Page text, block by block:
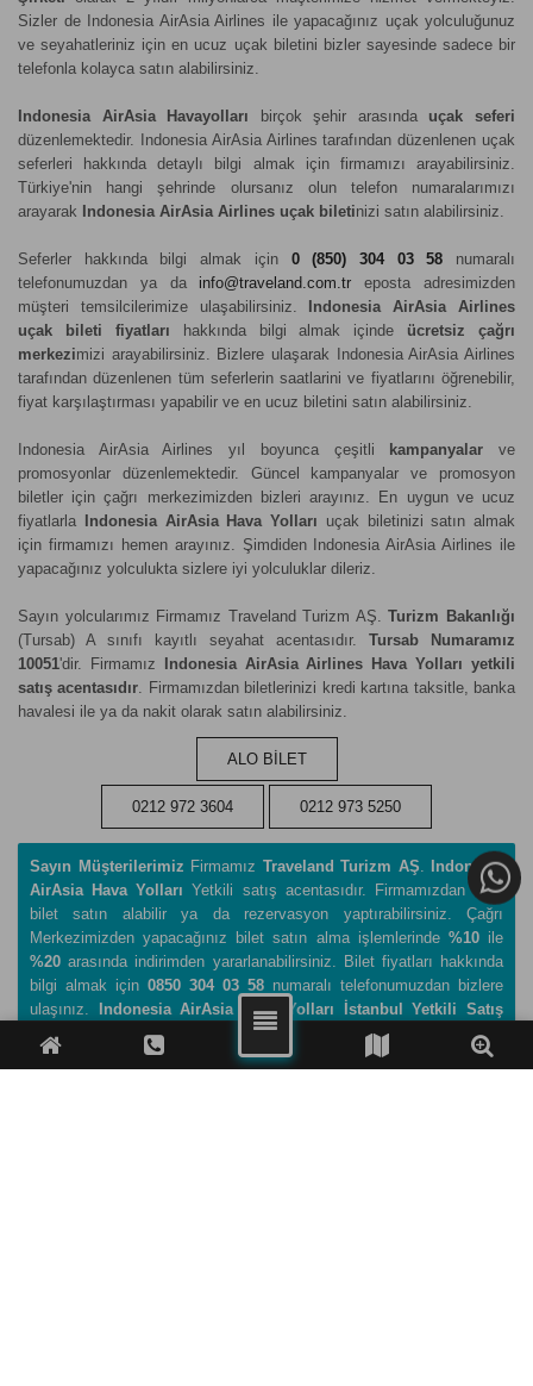
Sizler de Indonesia AirAsia Airlines ile yapacağınız uçak yolculuğunuz
ve seyahatleriniz için en ucuz uçak biletini bizler sayesinde sadece bir
telefonla kolayca satın alabilirsiniz.
Indonesia AirAsia Havayolları birçok şehir arasında uçak seferi
düzenlemektedir. Indonesia AirAsia Airlines tarafından düzenlenen uçak
seferleri hakkında detaylı bilgi almak için firmamızı arayabilirsiniz.
Türkiye'nin hangi şehrinde olursanız olun telefon numaralarımızı
arayarak
Indonesia AirAsia Airlines uçak biletinizi satın alabilirsiniz.
Seferler hakkında bilgi almak için 0 (850) 304 03 58 numaralı
telefonumuzdan ya da info@traveland.com.tr eposta adresimizden
müşteri temsilcilerimize ulaşabilirsiniz.
Indonesia AirAsia Airlines
uçak bileti fiyatları hakkında bilgi almak içinde ücretsiz çağrı
merkezimizi arayabilirsiniz. Bizlere ulaşarak Indonesia AirAsia Airlines
tarafından düzenlenen tüm seferlerin saatlarini ve fiyatlarını öğrenebilir,
fiyat karşılaştırması yapabilir ve en ucuz biletini satın alabilirsiniz.
Indonesia AirAsia Airlines yıl boyunca çeşitli kampanyalar ve
promosyonlar düzenlemektedir. Güncel kampanyalar ve promosyon
biletler için çağrı merkezimizden bizleri arayınız. En uygun ve ucuz
fiyatlarla
Indonesia AirAsia Hava Yolları uçak biletinizi satın almak
için firmamızı hemen arayınız. Şimdiden Indonesia AirAsia Airlines ile
yapacağınız yolculukta sizlere iyi yolculuklar dileriz.
Sayın yolcularımız Firmamız Traveland Turizm AŞ.Turizm Bakanlığı
(Tursab) A sınıfı kayıtlı seyahat acentasıdır. Tursab Numaramız
10051'dir. Firmamız
Indonesia AirAsia Airlines Hava Yolları yetkili
satış acentasıdır. Firmamızdan biletlerinizi kredi kartına taksitle, banka
havalesi ile ya da nakit olarak satın alabilirsiniz.
ALO BİLET
0212 972 3604 0212 973 5250
Sayın Müşterilerimiz Firmamız Traveland Turizm AŞ.
Indonesia
AirAsia Hava Yolları Yetkili satış acentasıdır. Firmamızdan 7/24
bilet satın alabilir ya da rezervasyon yaptırabilirsiniz. Çağrı
Merkezimizden yapacağınız bilet satın alma işlemlerinde %10ile
%20 arasında indirimden yararlanabilirsiniz. Bilet fiyatları hakkında
bilgi almak için 0850 304 03 58 numaralı telefonumuzdan bizlere
ulaşınız.
Indonesia AirAsia Hava Yolları İstanbul Yetkili Satış
Acentası